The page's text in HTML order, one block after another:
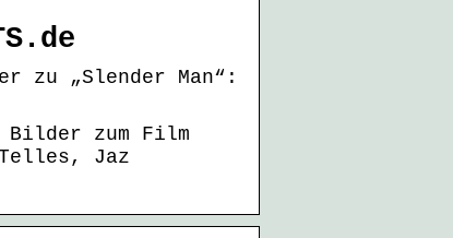
zu „Slender Man“:
zum Film
Jaz